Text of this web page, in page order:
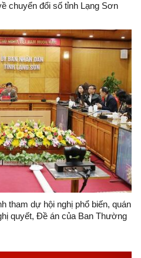
chuyển đổi số tỉnh Lạng Sơn
tham dự hội nghị phổ biến, quán
quyết, Đề án của Ban Thường